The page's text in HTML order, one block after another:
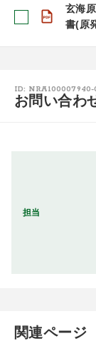
玄海
書(原
ID: NRA100007940-
お問い合わ
担当
関連ページ